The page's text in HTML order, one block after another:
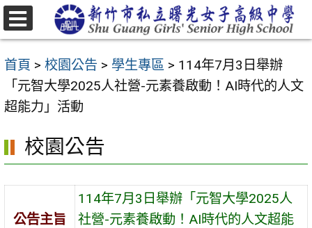
跳
至
要
容
首頁 > 校園公告 > 學生專區 > 114年7月3日舉辦
「元智大學2025人社營-元素養啟動！AI時代的人文
超能力」活動
校園公告
公告主旨
114年7月3日舉辦「元智大學2025人
社營-元素養啟動！AI時代的人文超能
選
單